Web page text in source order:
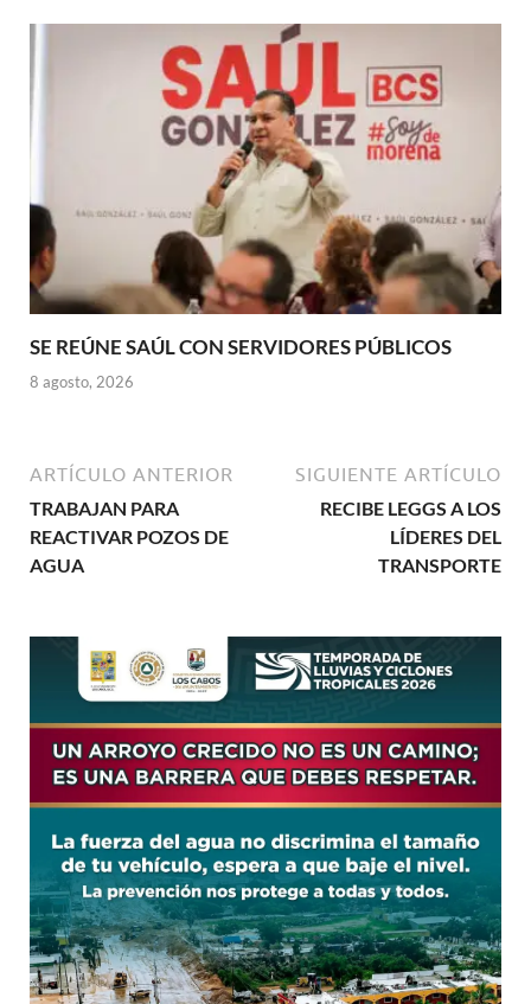
SE REÚNE SAÚL CON SERVIDORES PÚBLICOS
8 agosto, 2026
ARTÍCULO ANTERIOR
TRABAJAN PARA
REACTIVAR POZOS DE
AGUA
SIGUIENTE ARTÍCULO
RECIBE LEGGS A LOS
LÍDERES DEL
TRANSPORTE